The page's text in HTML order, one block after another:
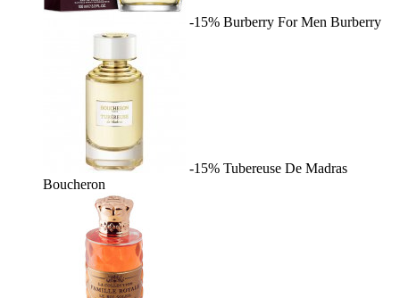
-15% Burberry For Men Burberry
-15% Tubereuse De Madras
Boucheron